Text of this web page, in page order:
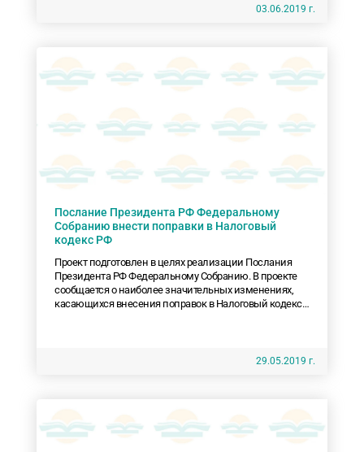
03.06.2019 г.
Послание Президента РФ Федеральному
Собранию внести поправки в Налоговый
кодекс РФ
Проект подготовлен в целях реализации Послания
Президента РФ Федеральному Собранию. В проекте
сообщается о наиболее значительных изменениях,
касающихся внесения поправок в Налоговый кодекс
29.05.2019 г.